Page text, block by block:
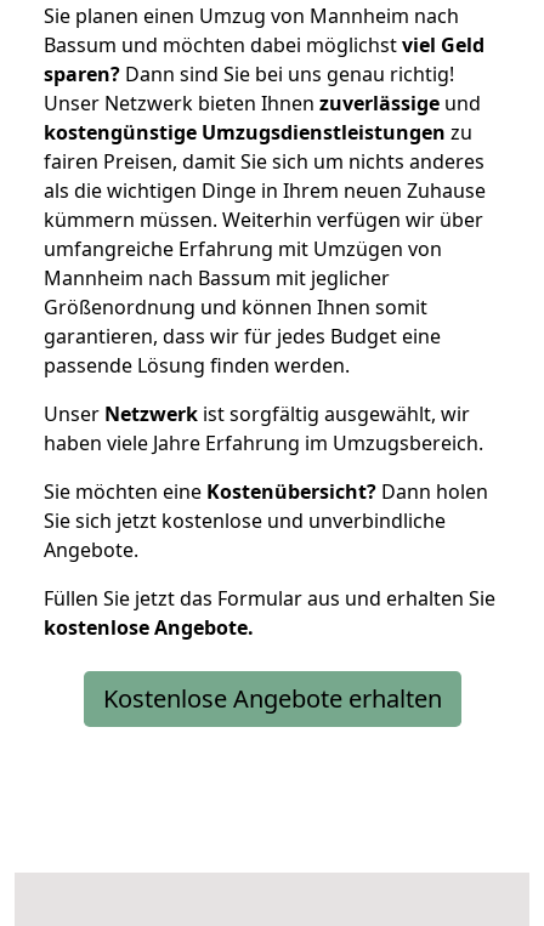
Sie planen einen Umzug von Mannheim nach
Bassum und möchten dabei möglichstviel Geld
sparen? Dann sind Sie bei uns genau richtig!
Unser Netzwerk bieten Ihnen zuverlässige und
kostengünstige Umzugsdienstleistungen zu
fairen Preisen, damit Sie sich um nichts anderes
als die wichtigen Dinge in Ihrem neuen Zuhause
kümmern müssen. Weiterhin verfügen wir über
umfangreiche Erfahrung mit Umzügen von
Mannheim nach Bassum mit jeglicher
Größenordnung und können Ihnen somit
garantieren, dass wir für jedes Budget eine
passende Lösung finden werden.
Unser Netzwerk ist sorgfältig ausgewählt, wir
haben viele Jahre Erfahrung im Umzugsbereich.
Sie möchten eine Kostenübersicht? Dann holen
Sie sich jetzt kostenlose und unverbindliche
Angebote.
Füllen Sie jetzt das Formular aus und erhalten Sie
kostenloseAngebote.
Kostenlose Angebote erhalten